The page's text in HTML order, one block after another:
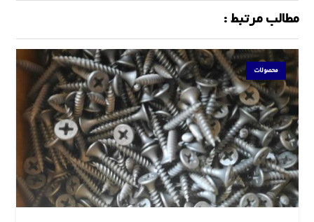
مطالب مرتبط :
محصولات